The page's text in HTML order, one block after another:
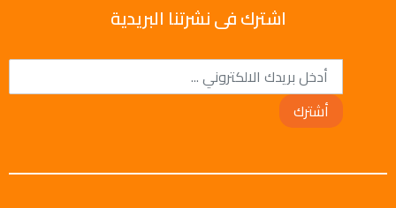
اشترك فى نشرتنا البريدية
أشترك